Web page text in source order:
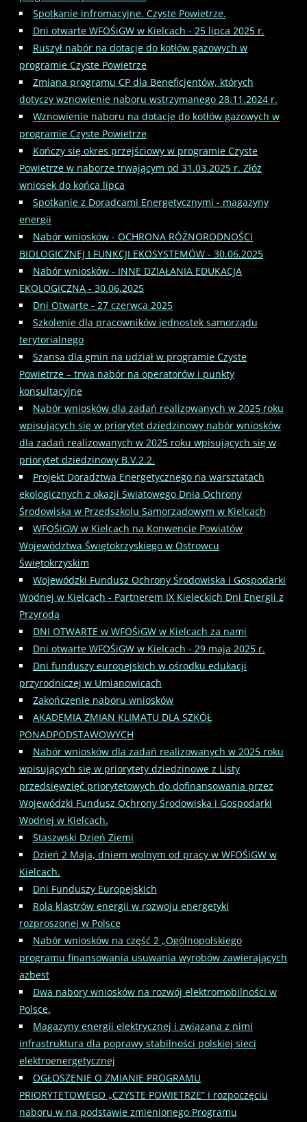
Spotkanie infromacyjne. Czyste Powietrze.
Dni otwarte WFOŚiGW w Kielcach - 25 lipca 2025 r.
Ruszył nabór na dotacje do kotłów gazowych w
programie Czyste Powietrze
Zmiana programu CP dla Beneficjentów, których
dotyczy wznowienie naboru wstrzymanego 28.11.2024 r.
Wznowienie naboru na dotacje do kotłów gazowych w
programie Czyste Powietrze
Kończy się okres przejściowy w programie Czyste
Powietrze w naborze trwającym od 31.03.2025 r. Złóż
wniosek do końca lipca
Spotkanie z Doradcami Energetycznymi - magazyny
energii
Nabór wniosków - OCHRONA RÓŻNORODNOŚCI
BIOLOGICZNEJ I FUNKCJI EKOSYSTEMÓW - 30.06.2025
Nabór wniosków - INNE DZIAŁANIA EDUKACJA
EKOLOGICZNA - 30.06.2025
Dni Otwarte - 27 czerwca 2025
Szkolenie dla pracowników jednostek samorządu
terytorialnego
Szansa dla gmin na udział w programie Czyste
Powietrze – trwa nabór na operatorów i punkty
konsultacyjne
Nabór wniosków dla zadań realizowanych w 2025 roku
wpisujących się w priorytet dziedzinowy nabór wniosków
dla zadań realizowanych w 2025 roku wpisujących się w
priorytet dziedzinowy B.V.2.2.
Projekt Doradztwa Energetycznego na warsztatach
ekologicznych z okazji Światowego Dnia Ochrony
Środowiska w Przedszkolu Samorządowym w Kielcach
WFOŚiGW w Kielcach na Konwencie Powiatów
Województwa Świętokrzyskiego w Ostrowcu
Świętokrzyskim
Wojewódzki Fundusz Ochrony Środowiska i Gospodarki
Wodnej w Kielcach - Partnerem IX Kieleckich Dni Energii z
Przyrodą
DNI OTWARTE w WFOŚiGW w Kielcach za nami
Dni otwarte WFOŚiGW w Kielcach - 29 maja 2025 r.
Dni funduszy europejskich w ośrodku edukacji
przyrodniczej w Umianowicach
Zakończenie naboru wniosków
AKADEMIA ZMIAN KLIMATU DLA SZKÓŁ
PONADPODSTAWOWYCH
Nabór wniosków dla zadań realizowanych w 2025 roku
wpisujących się w priorytety dziedzinowe z Listy
przedsięwzięć priorytetowych do dofinansowania przez
Wojewódzki Fundusz Ochrony Środowiska i Gospodarki
Wodnej w Kielcach.
Staszwski Dzień Ziemi
Dzień 2 Maja, dniem wolnym od pracy w WFOŚiGW w
Kielcach.
Dni Funduszy Europejskich
Rola klastrów energii w rozwoju energetyki
rozproszonej w Polsce
Nabór wniosków na część 2 „Ogólnopolskiego
programu finansowania usuwania wyrobów zawierających
azbest
Dwa nabory wniosków na rozwój elektromobilności w
Polsce.
Magazyny energii elektrycznej i związana z nimi
infrastruktura dla poprawy stabilności polskiej sieci
elektroenergetycznej
OGŁOSZENIE O ZMIANIE PROGRAMU
PRIORYTETOWEGO „CZYSTE POWIETRZE” i rozpoczęciu
naboru w na podstawie zmienionego Programu